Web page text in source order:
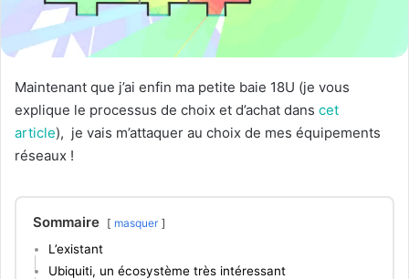
Maintenant que j’ai enfin ma petite baie 18U (je vous
explique le processus de choix et d’achat dans cet
article), je vais m’attaquer au choix de mes équipements
réseaux !
Sommaire masquer
L’existant
Ubiquiti, un écosystème très intéressant